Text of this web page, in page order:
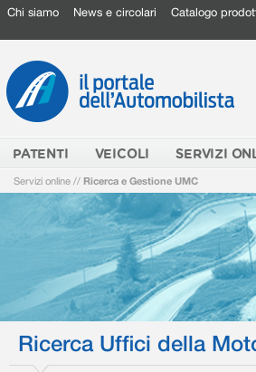
Chi siamo News e circolari Catalogo
PATENTI VEICOLI SERVIZI
Servizi online // Ricerca e Gestione UMC
Ricerca Uffici della